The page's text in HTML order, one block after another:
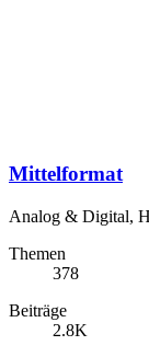
Mittelformat
Analog & Digital,
Themen
378
Beiträge
2.8K